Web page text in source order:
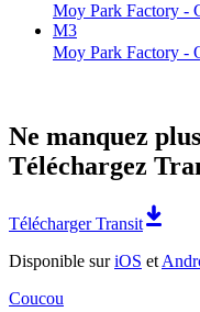
Moy Park Factory -
M3
Moy Park Factory -
Ne manquez
Téléchargez
Télécharger Transit
Disponible suriOS et
Coucou